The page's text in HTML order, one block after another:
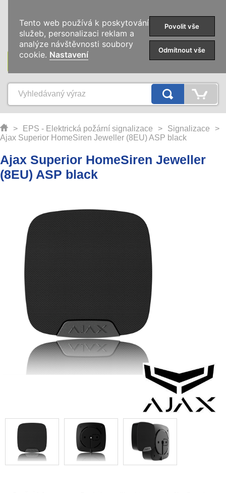
KATEGORIE
> EPS - Elektrická požární signalizace > Signalizace
>
Ajax Superior HomeSiren Jeweller (8EU) ASP black
Ajax Superior HomeSiren Jeweller
(8EU) ASP black
Tento web používá k poskytování
služeb, personalizaci reklam a
analýze návštěvnosti soubory
cookie. Nastavení
Povolit vše
Odmítnout vše